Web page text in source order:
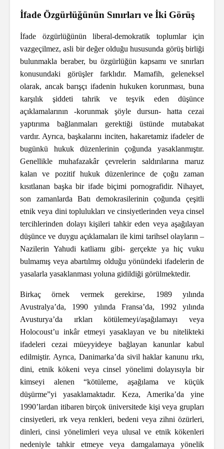
İfade Özgürlüğünün Sınırları ve İki Görüş
İfade özgürlüğünün liberal-demokratik toplumlar için
vazgeçilmez, asli bir değer olduğu hususunda görüş birliği
bulunmakla beraber, bu özgürlüğün kapsamı ve sınırları
konusundaki görüşler farklıdır. Mamafih, geleneksel
olarak, ancak barışçı ifadenin hukuken korunması, buna
karşılık şiddeti tahrik ve teşvik eden düşünce
açıklamalarının -korunmak şöyle dursun- hatta cezai
yaptırıma bağlanmaları gerektiği üstünde mutabakat
vardır. Ayrıca, başkalarını inciten, hakaretamiz ifadeler de
bugünkü hukuk düzenlerinin çoğunda yasaklanmıştır.
Genellikle muhafazakâr çevrelerin saldırılarına maruz
kalan ve pozitif hukuk düzenlerince de çoğu zaman
kısıtlanan başka bir ifade biçimi pornografidir. Nihayet,
son zamanlarda Batı demokrasilerinin çoğunda çeşitli
etnik veya dini toplulukları ve cinsiyetlerinden veya cinsel
tercihlerinden dolayı kişileri tahkir eden veya aşağılayan
düşünce ve duygu açıklamaları ile kimi tarihsel olayların –
Nazilerin Yahudi katliamı gibi- gerçekte ya hiç vuku
bulmamış veya abartılmış olduğu yönündeki ifadelerin de
yasalarla yasaklanması yoluna gidildiği görülmektedir.
Birkaç örnek vermek gerekirse, 1989 yılında
Avustralya’da, 1990 yılında Fransa’da, 1992 yılında
Avusturya’da ırkları kötülemeyi/aşağılamayı veya
Holocoust’u inkâr etmeyi yasaklayan ve bu nitelikteki
ifadeleri cezai müeyyideye bağlayan kanunlar kabul
edilmiştir. Ayrıca, Danimarka’da sivil haklar kanunu ırkı,
dini, etnik kökeni veya cinsel yönelimi dolayısıyla bir
kimseyi alenen “kötüleme, aşağılama ve küçük
düşürme”yi yasaklamaktadır. Keza, Amerika’da yine
1990’lardan itibaren birçok üniversitede kişi veya grupları
cinsiyetleri, ırk veya renkleri, bedeni veya zihni özürleri,
dinleri, cinsi yönelimleri veya ulusal ve etnik kökenleri
nedeniyle tahkir etmeye veya damgalamaya yönelik